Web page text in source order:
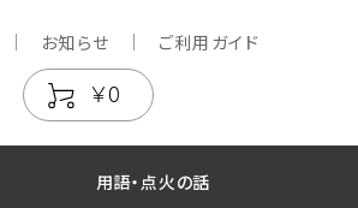
お知らせ ご利用ガイド
￥0
用語・点火の話